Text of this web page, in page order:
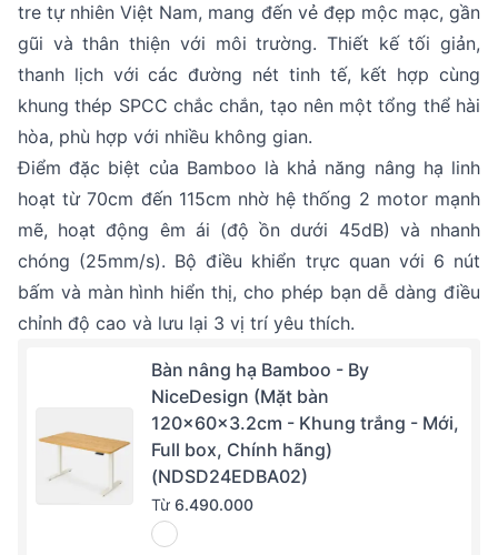
tre tự nhiên Việt Nam, mang đến vẻ đẹp mộc mạc, gần
gũi và thân thiện với môi trường. Thiết kế tối giản,
thanh lịch với các đường nét tinh tế, kết hợp cùng
khung thép SPCC chắc chắn, tạo nên một tổng thể hài
hòa, phù hợp với nhiều không gian.
Điểm đặc biệt của Bamboo là khả năng nâng hạ linh
hoạt từ 70cm đến 115cm nhờ hệ thống 2 motor mạnh
mẽ, hoạt động êm ái (độ ồn dưới 45dB) và nhanh
chóng (25mm/s). Bộ điều khiển trực quan với 6 nút
bấm và màn hình hiển thị, cho phép bạn dễ dàng điều
chỉnh độ cao và lưu lại 3 vị trí yêu thích.
Bàn nâng hạ Bamboo - By
NiceDesign (Mặt bàn
120x60x3.2cm - Khung trắng - Mới,
Full box, Chính hãng)
(NDSD24EDBA02)
Từ 6.490.000